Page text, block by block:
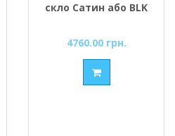
скло Сатин або BLK
4760.00 грн.